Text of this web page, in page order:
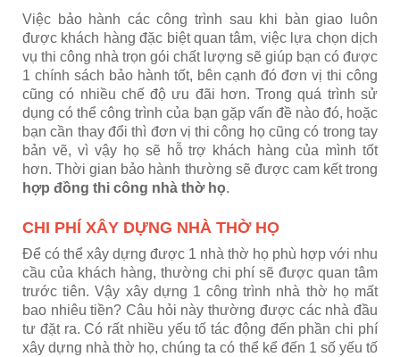
Việc bảo hành các công trình sau khi bàn giao luôn
được khách hàng đặc biệt quan tâm, việc lựa chọn dịch
vụ thi công nhà trọn gói chất lượng sẽ giúp bạn có được
1 chính sách bảo hành tốt, bên cạnh đó đơn vị thi công
cũng có nhiều chế độ ưu đãi hơn. Trong quá trình sử
dụng có thể công trình của bạn gặp vấn đề nào đó, hoặc
bạn cần thay đổi thì đơn vị thi công họ cũng có trong tay
bản vẽ, vì vậy họ sẽ hỗ trợ khách hàng của mình tốt
hơn. Thời gian bảo hành thường sẽ được cam kết trong
hợp đồng thi công nhà thờ họ.
CHI PHÍ XÂY DỰNG NHÀ THỜ HỌ
Để có thể xây dựng được 1 nhà thờ họ phù hợp với nhu
cầu của khách hàng, thường chi phí sẽ được quan tâm
trước tiên. Vậy xây dựng 1 công trình nhà thờ họ mất
bao nhiêu tiền? Câu hỏi này thường được các nhà đầu
tư đặt ra. Có rất nhiều yếu tố tác động đến phần chi phí
xây dựng nhà thờ họ, chúng ta có thể kể đến 1 số yếu tố